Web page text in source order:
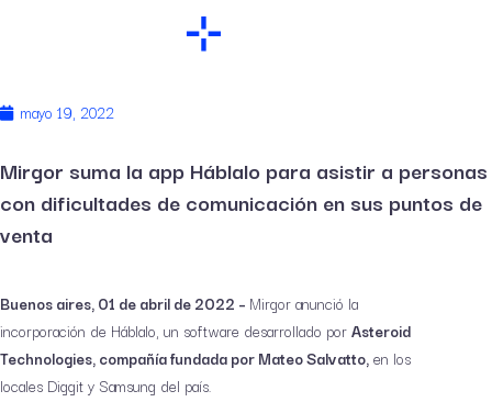
mayo 19, 2022
Mirgor suma la app Háblalo para asistir a personas
con dificultades de comunicación en sus puntos de
venta
Buenos aires, 01 de abril de 2022 – Mirgor anunció la
incorporación de Háblalo, un software desarrollado porAsteroid
Technologies, compañía fundada por Mateo Salvatto,en los
locales Diggit y Samsung del país.